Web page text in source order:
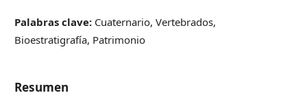
Palabras clave: Cuaternario, Vertebrados,
Bioestratigrafía, Patrimonio
Resumen